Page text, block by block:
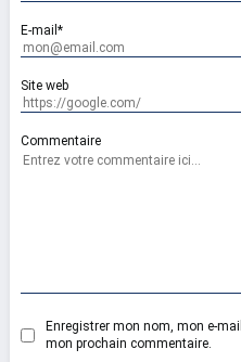
E-mail*
Site web
Commentaire
Enregistrer mon nom, mon e-
mon prochain commentaire.